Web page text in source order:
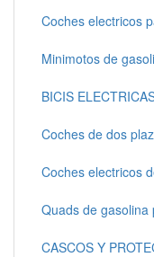
Coches electricos
Minimotos de
BICIS
Coches de dos
Coches electricos
Quads de gasolina
CASCOS Y